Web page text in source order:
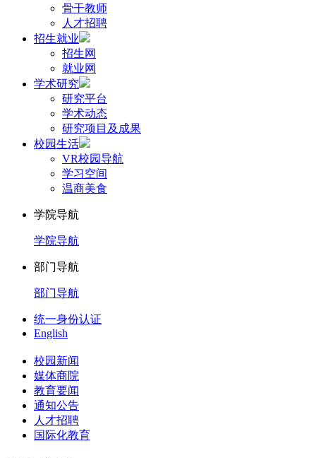
骨干教师
人才招聘
招生就业
招生网
就业网
学术研究
研究平台
学术动态
研究项目及成果
校园生活
VR校园导航
学习空间
温商美食
学院导航
学院导航
部门导航
部门导航
统一身份认证
English
校园新闻
媒体商院
教育要闻
通知公告
人才招聘
国际化教育